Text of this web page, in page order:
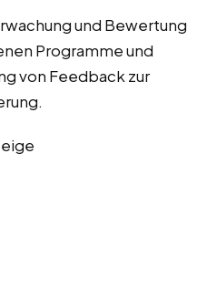
und Bewertung
Programme und
von Feedback zur